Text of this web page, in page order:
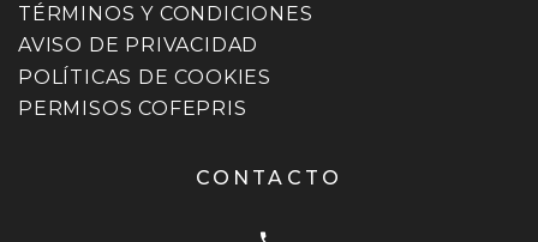
TÉRMINOS Y CONDICIONES
AVISO DE PRIVACIDAD
POLÍTICAS DE COOKIES
PERMISOS COFEPRIS
CONTACTO